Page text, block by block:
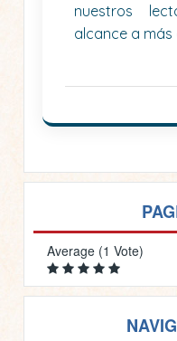
nuestros
alcance a
Average (1 Vote)